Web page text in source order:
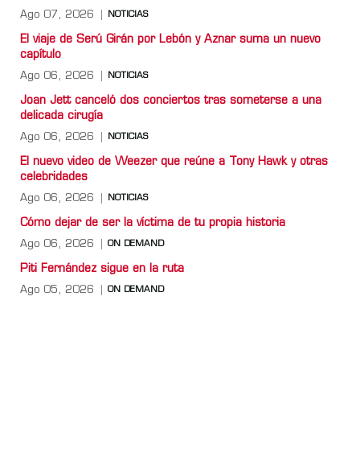
Ago 07, 2026 NOTICIAS
El viaje de Serú Girán por Lebón y Aznar suma un nuevo
capítulo
Ago 06, 2026 NOTICIAS
Joan Jett canceló dos conciertos tras someterse a una
delicada cirugía
Ago 06, 2026 NOTICIAS
El nuevo video de Weezer que reúne a Tony Hawk y otras
celebridades
Ago 06, 2026 NOTICIAS
Cómo dejar de ser la víctima de tu propia historia
Ago 06, 2026 ON DEMAND
Piti Fernández sigue en la ruta
Ago 05, 2026 ON DEMAND